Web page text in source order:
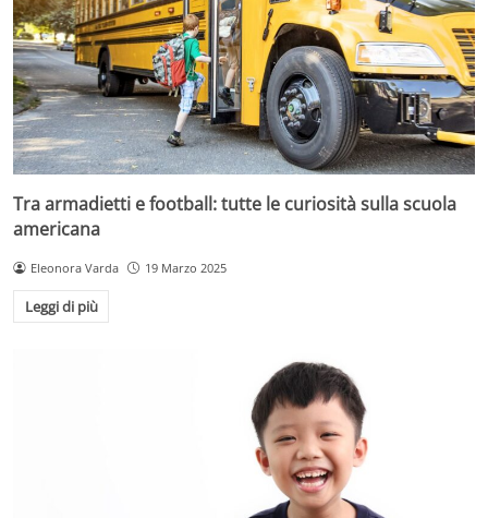
Tra armadietti e football: tutte le curiosità sulla scuola
americana
Eleonora Varda 19 Marzo 2025
Leggi di più